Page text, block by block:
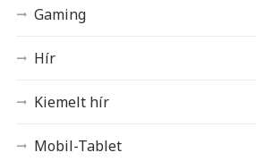
Gaming
Hír
Kiemelt hír
Mobil-Tablet